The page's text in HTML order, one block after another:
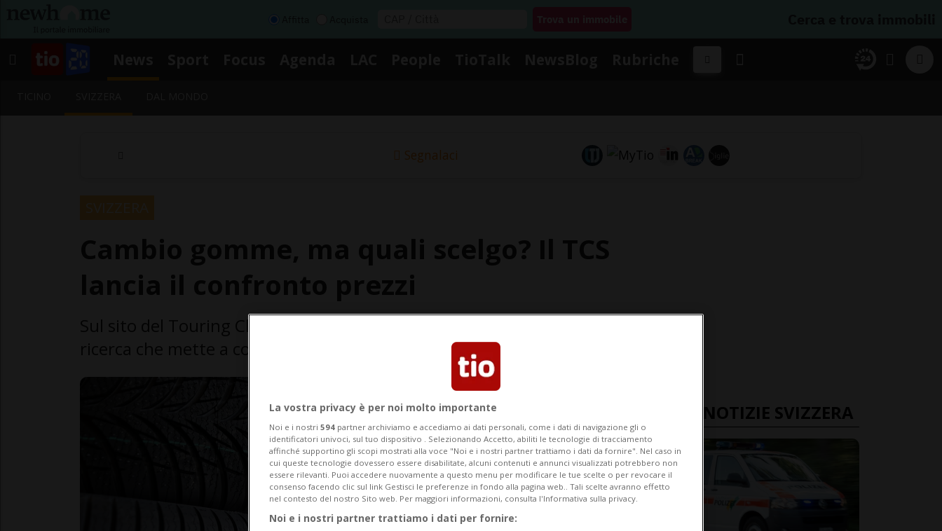
Segnalaci
ricerca che mette a confronto circa 17'000 pneumatici.
ULTIME NOTIZIE SVIZZERA
La vostra privacy è per noi molto importante
Noi e i nostri 594 partner archiviamo e accediamo ai dati personali, come i dati di navigazione gli o
identificatori univoci, sul tuo dispositivo . Selezionando Accetto, abiliti le tecnologie di tracciamento
affinché supportino gli scopi mostrati alla voce "Noi e i nostri partner trattiamo i dati da fornire". Nel caso in
cui queste tecnologie dovessero essere disabilitate, alcuni contenuti e annunci visualizzati potrebbero non
essere rilevanti. Puoi accedere nuovamente a questo menu per modificare le tue scelte o per revocare il
consenso facendo clic sul link Gestisci le preferenze in fondo alla pagina web.. Tali scelte avranno effetto
nel contesto del nostro Sito web. Per maggiori informazioni, consulta l'Informativa sulla privacy.
Noi e i nostri partner trattiamo i dati per fornire: